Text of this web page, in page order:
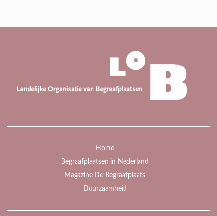
Home
Begraafplaatsen in Nederland
Magazine De Begraafplaats
Duurzaamheid